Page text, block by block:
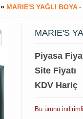
» MARIE'S YAĞLI BOYA
MARIE'S
Piyasa
Site Fiyatı
KDV Hariç
Bu ürünü